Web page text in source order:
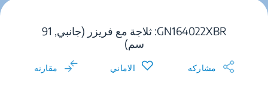
GN164022XBR: ثلاجة مع فريزر (جانبي, 91
سم)
مشاركه الاماني مقارنه